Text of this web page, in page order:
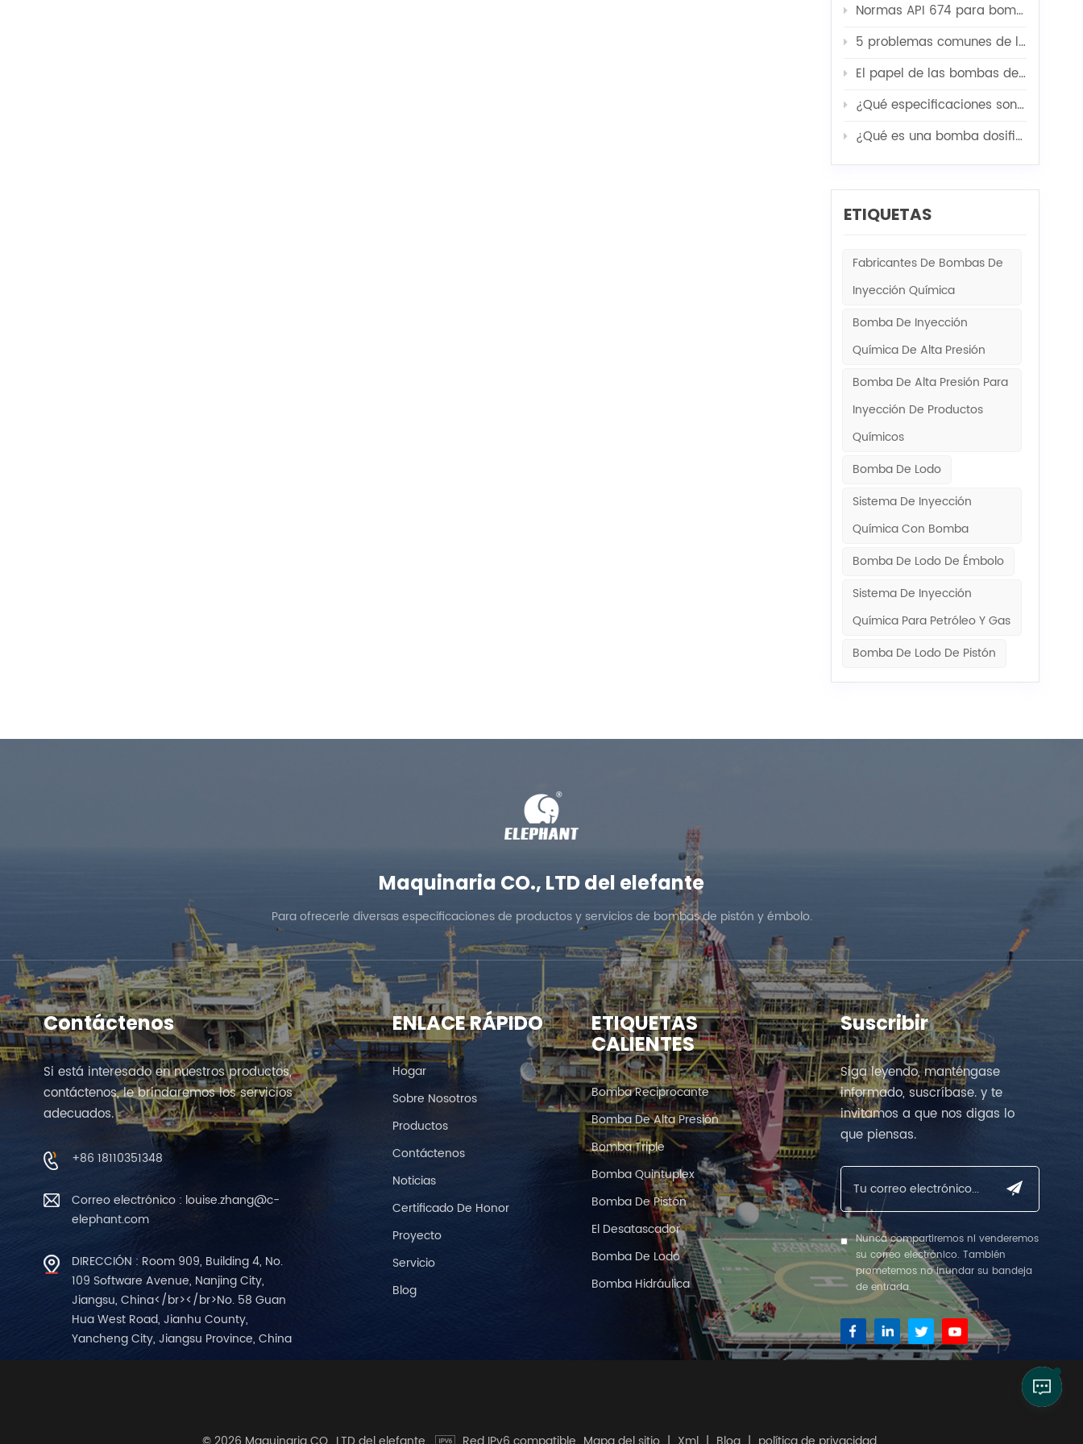
Normas API 674 para bombas de chorro
5 problemas comunes de las bombas de alta presión y sus soluciones
El papel de las bombas de servicio de pozos en la acidificación, fracturación y cementación.
¿Qué especificaciones son las más importantes a la hora de personalizar una unidad modular para bomba de inyección de agua?
¿Qué es una bomba dosificadora de diafragma mecánica?
ETIQUETAS
Fabricantes De Bombas De
Inyección Química
Bomba De Inyección
Química De Alta Presión
Bomba De Alta Presión Para
Inyección De Productos
Químicos
Bomba De Lodo
Sistema De Inyección
Química Con Bomba
Bomba De Lodo De Émbolo
Sistema De Inyección
Química Para Petróleo Y Gas
Bomba De Lodo De Pistón
Maquinaria CO., LTD del elefante
Para ofrecerle diversas especificaciones de productos y servicios de bombas de pistón y émbolo.
Contáctenos
Si está interesado en nuestros productos,
contáctenos, le brindaremos los servicios
adecuados.
+86 18110351348
Correo electrónico : louise.zhang@c-
elephant.com
DIRECCIÓN : Room 909, Building 4, No.
109 Software Avenue, Nanjing City,
Jiangsu, China</br></br>No. 58 Guan
Hua West Road, Jianhu County,
Yancheng City, Jiangsu Province, China
ENLACE RÁPIDO
Hogar
Sobre Nosotros
Productos
Contáctenos
Noticias
Certificado De Honor
Proyecto
Servicio
Blog
ETIQUETAS
CALIENTES
Bomba Reciprocante
Bomba De Alta Presión
Bomba Triple
Bomba Quintuplex
Bomba De Pistón
El Desatascador
Bomba De Lodo
Bomba Hidráulica
Suscribir
Siga leyendo, manténgase
informado, suscríbase. y te
invitamos a que nos digas lo
que piensas.
Nunca compartiremos ni venderemos
su correo electrónico. También
prometemos no inundar su bandeja
de entrada.